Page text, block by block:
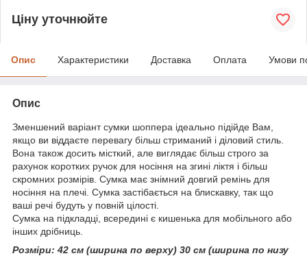
Ціну уточнюйте
Опис Характеристики Доставка Оплата Умови
Опис
Зменшений варіант сумки шоппера ідеально підійде Вам,
якщо ви віддаєте перевагу більш стриманий і діловий стиль.
Вона також досить місткий, але виглядає більш строго за
рахунок коротких ручок для носіння на згині ліктя і більш
скромних розмірів. Сумка має знімний довгий ремінь для
носіння на плечі. Сумка застібається на блискавку, так що
ваші речі будуть у повній цілості.
Сумка на підкладці, всередині є кишенька для мобільного або
інших дрібниць.
Розміри: 42 см (ширина по верху) 30 см (ширина по низу